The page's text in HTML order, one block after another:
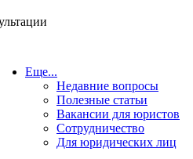
Еще...
Недавние вопросы
Полезные статьи
Вакансии для юристов
Сотрудничество
Для юридических лиц